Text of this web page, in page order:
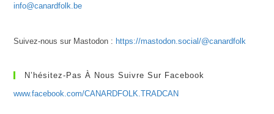
info@canardfolk.be
Suivez-nous sur Mastodon : https://mastodon.social/@canardfolk
N’hésitez-Pas À Nous Suivre Sur Facebook
www.facebook.com/CANARDFOLK.TRADCAN